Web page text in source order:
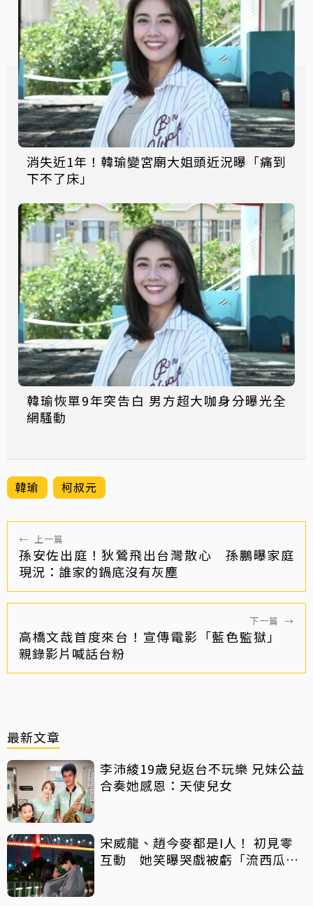
消失近1年！韓瑜變宮廟大姐頭近況曝「痛到
下不了床」
韓瑜恢單9年突告白 男方超大咖身分曝光全
網騷動
韓瑜 柯叔元
← 上一篇
孫安佐出庭！狄鶯飛出台灣散心 孫鵬曝家庭
現況：誰家的鍋底沒有灰塵
下一篇 →
高橋文哉首度來台！宣傳電影「藍色監獄」
親錄影片喊話台粉
最新文章
李沛綾19歲兒返台不玩樂 兄妹公益
合奏她感恩：天使兒女
宋威龍、趙今麥都是I人！ 初見零
互動 她笑曝哭戲被虧「流西瓜